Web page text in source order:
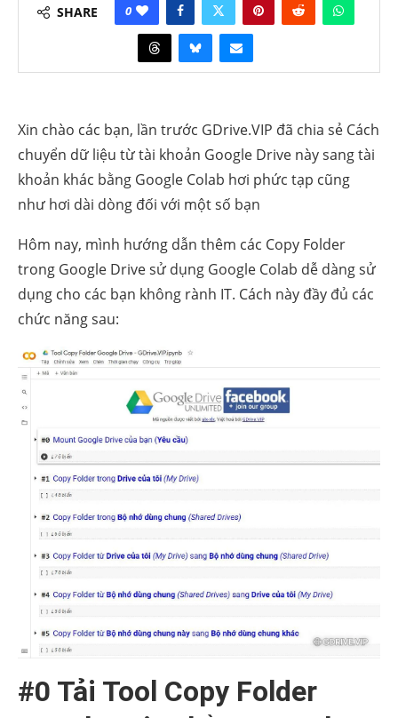
SHARE 0
Xin chào các bạn, lần trước GDrive.VIP đã chia sẻ Cách
chuyển dữ liệu từ tài khoản Google Drive này sang tài
khoản khác bằng Google Colab hơi phức tạp cũng
như hơi dài dòng đối với một số bạn
Hôm nay, mình hướng dẫn thêm các Copy Folder
trong Google Drive sử dụng Google Colab dễ dàng sử
dụng cho các bạn không rành IT. Cách này đầy đủ các
chức năng sau:
#0 Tải Tool Copy Folder